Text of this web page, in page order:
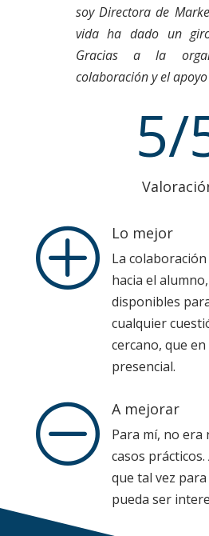
soy Directora de
vida ha dado un
Gracias a la
colaboración y el
5/
P Lo mejor
La
hacia el
disponibles
cualquier
cercano, que
presencial.
O A mejorar
Para mí, no era
casos
que tal vez
pueda ser